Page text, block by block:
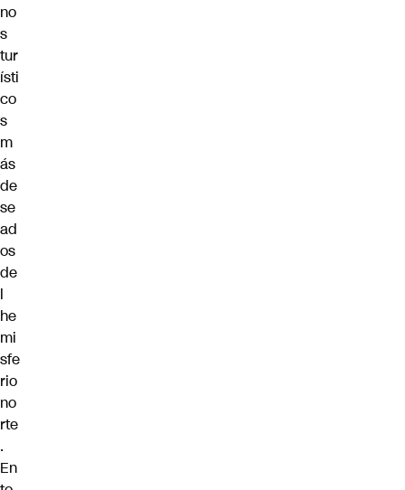
no
s
tur
ísti
co
s
m
ás
de
se
ad
os
de
l
he
mi
sfe
rio
no
rte
.
En